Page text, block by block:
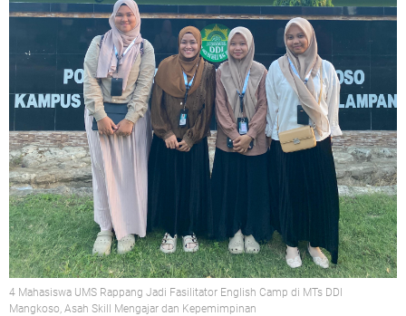
4 Mahasiswa UMS Rappang Jadi Fasilitator English Camp di MTs DDI
Mangkoso, Asah Skill Mengajar dan Kepemimpinan